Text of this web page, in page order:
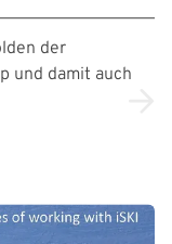
der
und damit auch